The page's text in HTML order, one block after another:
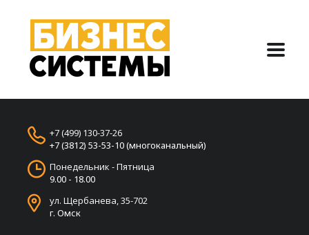
+7 (499) 130-37-26
+7 (3812) 53-53-10 (многоканальный)
Понедельник - Пятница
9.00 - 18.00
ул. Щербанева, 35-702
г. Омск